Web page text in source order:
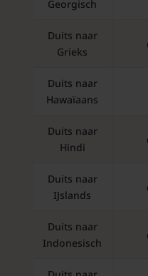
Georgisch
Duits naar
Grieks
Duits naar
Hawaïaans
Duits naar
Hindi
Duits naar
IJslands
Duits naar
Indonesisch